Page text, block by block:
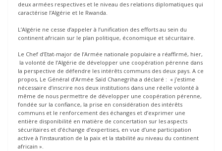
deux armées respectives et le niveau des relations diplomatiques qui
caractérise l’Algérie et le Rwanda.
L’Algérie ne cesse d’appeler à l’unification des efforts au sein du
continent africain sur le plan politique, économique et sécuritaire.
Le Chef d’Etat-major de l’Armée nationale populaire a réaffirmé, hier,
la volonté de l’Algérie de développer une coopération pérenne dans
la perspective de défendre les intérêts communs des deux pays. A ce
propos, Le Général d’Armée Saïd Chanegriha a déclaré : « j’estime
nécessaire d’inscrire nos deux institutions dans une réelle volonté à
même de nous permettre de développer une coopération pérenne,
fondée sur la confiance, la prise en considération des intérêts
communs et le renforcement des échanges et d’exprimer une
entière disponibilité en matière de concertation sur les aspects
sécuritaires et d’échange d’expertises, en vue d’une participation
active à l’instauration de la paix et la stabilité au niveau du continent
africain ».